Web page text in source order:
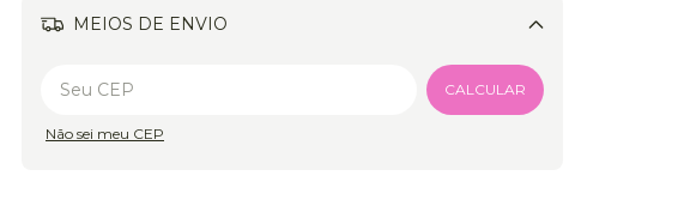
MEIOS DE ENVIO
Alterar CEP
CALCULAR
Não sei meu CEP